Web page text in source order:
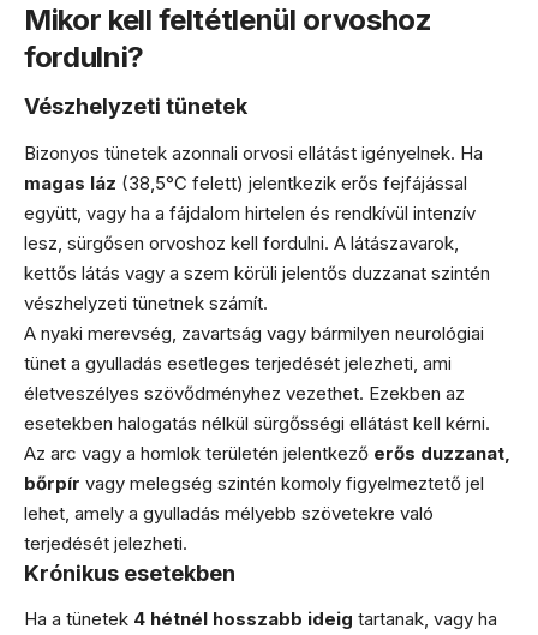
Mikor kell feltétlenül orvoshoz
fordulni?
Vészhelyzeti tünetek
Bizonyos tünetek azonnali orvosi ellátást igényelnek. Ha
magas láz (38,5°C felett) jelentkezik erős fejfájással
együtt, vagy ha a fájdalom hirtelen és rendkívül intenzív
lesz, sürgősen orvoshoz kell fordulni. A látászavarok,
kettős látás vagy a szem körüli jelentős duzzanat szintén
vészhelyzeti tünetnek számít.
A nyaki merevség, zavartság vagy bármilyen neurológiai
tünet a gyulladás esetleges terjedését jelezheti, ami
életveszélyes szövődményhez vezethet. Ezekben az
esetekben halogatás nélkül sürgősségi ellátást kell kérni.
Az arc vagy a homlok területén jelentkező erős duzzanat,
bőrpír vagy melegség szintén komoly figyelmeztető jel
lehet, amely a gyulladás mélyebb szövetekre való
terjedését jelezheti.
Krónikus esetekben
Ha a tünetek 4 hétnél hosszabb ideig tartanak, vagy ha